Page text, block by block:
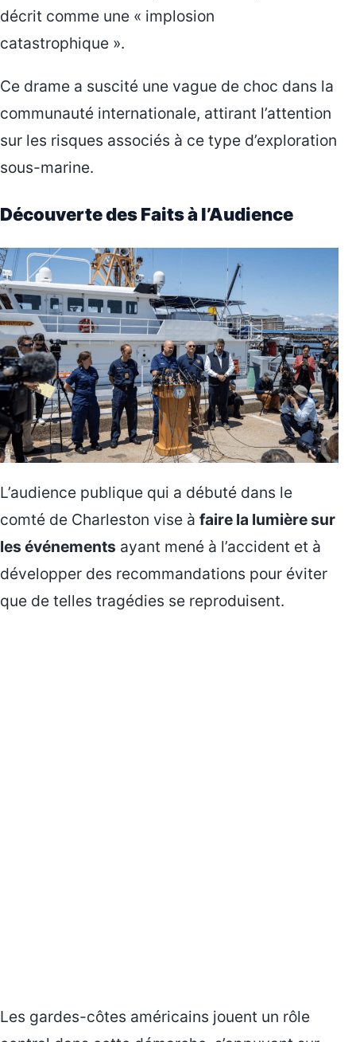
décrit comme une « implosion
catastrophique ».
Ce drame a suscité une vague de choc dans la
communauté internationale, attirant l’attention
sur les risques associés à ce type d’exploration
sous-marine.
Découverte des Faits à l’Audience
L’audience publique qui a débuté dans le
comté de Charleston vise à faire la lumière sur
les événements ayant mené à l’accident et à
développer des recommandations pour éviter
que de telles tragédies se reproduisent.
Les gardes-côtes américains jouent un rôle